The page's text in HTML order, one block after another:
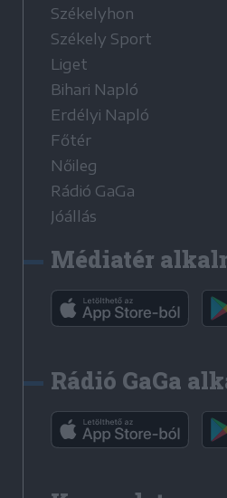
Székelyhon
Székely Sport
Liget
Bihari Napló
Erdélyi Napló
Főtér
Nőileg
Rádió GaGa
Jóállás
Médiatér
Rádió GaGa